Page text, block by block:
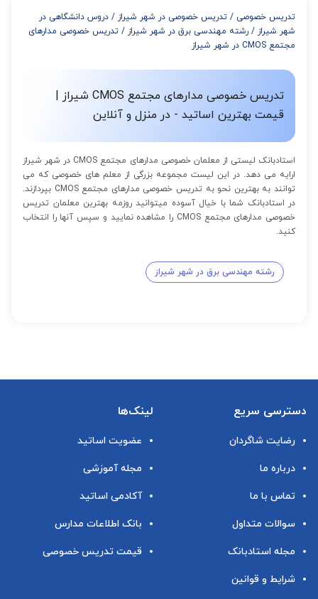
از 12 تا 15 جلسه: 7% تخفیف
از 16 تا 100 جلسه: 9% تخفیف
تدریس خصوصی / تدریس خصوصی در شهر شیراز / دروس دانشگاهی در
شهر شیراز / رشته مهندسی برق در شهر شیراز / تدریس خصوصی مدارهای
مجتمع CMOS در شهر شیراز
تدریس خصوصی مدارهای مجتمع CMOS شیراز |
قیمت بهترین اساتید - در منزل و آنلاین
استادبانک لیستی از معلمان خصوصی مدارهای مجتمع CMOS در شهر شیراز
ارایه می دهد. در این لیست مجموعه بزرگی از معلم های خصوصی که می
توانند به بهترین نحو به تدریس خصوصی مدارهای مجتمع CMOS بپردازند.
در استادبانک شما با خیال آسوده میتوانید روزمه بهترین معلمان تدریس
خصوصی مدارهای مجتمع CMOS را مشاهده نمایید و سپس آنها را انتخاب
کنید.
رشته مهندسی برق در شهر شیراز
دسترسی سریع
رضایت شاگردان
درباره ما
تماس با ما
سوالات متداول
مجله استادبانک
شرایط و قوانین
لینک‌ها
عضویت اساتید
مجله آموزشی
آکادمی اساتید
بانک اطلاعات مدارس
قیمت تدریس خصوصی